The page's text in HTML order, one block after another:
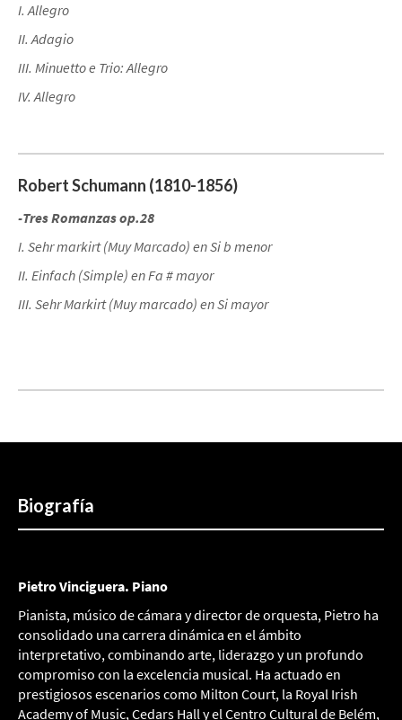
I. Allegro
II. Adagio
III. Minuetto e Trio: Allegro
IV. Allegro
Robert Schumann (1810-1856)
-Tres Romanzas op.28
I. Sehr markirt (Muy Marcado) en Si b menor
II. Einfach (Simple) en Fa # mayor
III. Sehr Markirt (Muy marcado) en Si mayor
Biografía
Pietro Vinciguera. Piano
Pianista, músico de cámara y director de orquesta, Pietro ha
consolidado una carrera dinámica en el ámbito
interpretativo, combinando arte, liderazgo y un profundo
compromiso con la excelencia musical. Ha actuado en
prestigiosos escenarios como Milton Court, la Royal Irish
Academy of Music, Cedars Hall y el Centro Cultural de Belém,